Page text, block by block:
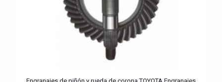
Engranajes de piñón y rueda de corona TOYOTA Engranajes